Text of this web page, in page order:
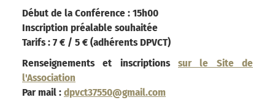
Début de la Conférence : 15h00
Inscription préalable souhaitée
Tarifs : 7 € / 5 € (adhérents DPVCT)
Renseignements et inscriptions sur le Site de
l'Association
Par mail :dpvct37550@gmail.com